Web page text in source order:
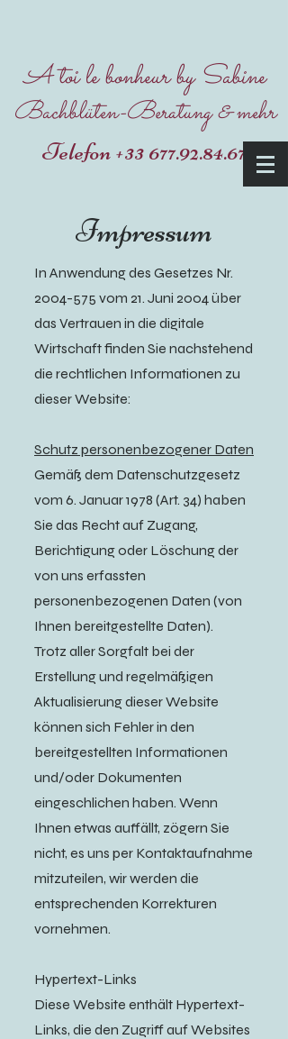
A toi le bonheur by Sabine
Bachblüten-Beratung & mehr
Telefon+33 677.92.84.67
Impressum
In Anwendung des Gesetzes Nr.
2004-575 vom 21. Juni 2004 über
das Vertrauen in die digitale
Wirtschaft finden Sie nachstehend
die rechtlichen Informationen zu
dieser Website:
Schutz personenbezogener Daten
Gemäß dem Datenschutzgesetz
vom 6. Januar 1978 (Art. 34) haben
Sie das Recht auf Zugang,
Berichtigung oder Löschung der
von uns erfassten
personenbezogenen Daten (von
Ihnen bereitgestellte Daten).
Trotz aller Sorgfalt bei der
Erstellung und regelmäßigen
Aktualisierung dieser Website
können sich Fehler in den
bereitgestellten Informationen
und/oder Dokumenten
eingeschlichen haben. Wenn
Ihnen etwas auffällt, zögern Sie
nicht, es uns per Kontaktaufnahme
mitzuteilen, wir werden die
entsprechenden Korrekturen
vornehmen.
Hypertext-Links
Diese Website enthält Hypertext-
Links, die den Zugriff auf Websites